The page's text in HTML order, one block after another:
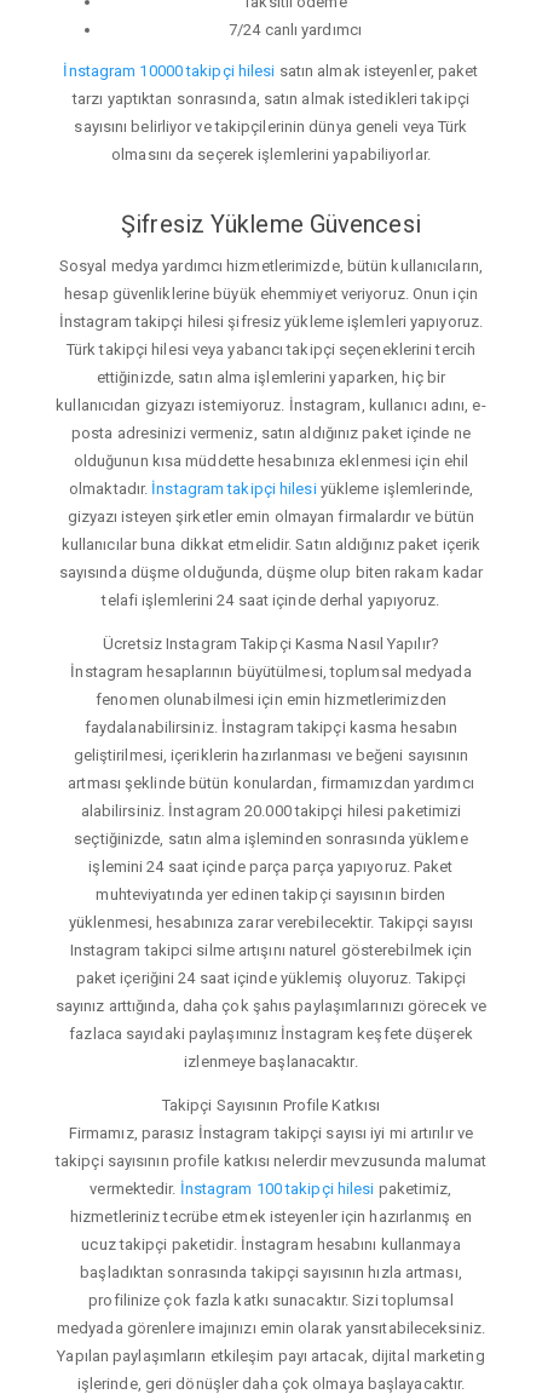
7/24 canlı yardımcı
İnstagram 10000 takipçi hilesi satın almak isteyenler, paket
tarzı yaptıktan sonrasında, satın almak istedikleri takipçi
sayısını belirliyor ve takipçilerinin dünya geneli veya Türk
olmasını da seçerek işlemlerini yapabiliyorlar.
Şifresiz Yükleme Güvencesi
Sosyal medya yardımcı hizmetlerimizde, bütün kullanıcıların,
hesap güvenliklerine büyük ehemmiyet veriyoruz. Onun için
İnstagram takipçi hilesi şifresiz yükleme işlemleri yapıyoruz.
Türk takipçi hilesi veya yabancı takipçi seçeneklerini tercih
ettiğinizde, satın alma işlemlerini yaparken, hiç bir
kullanıcıdan gizyazı istemiyoruz. İnstagram, kullanıcı adını, e-
posta adresinizi vermeniz, satın aldığınız paket içinde ne
olduğunun kısa müddette hesabınıza eklenmesi için ehil
olmaktadır. İnstagram takipçi hilesiyükleme işlemlerinde,
gizyazı isteyen şirketler emin olmayan firmalardır ve bütün
kullanıcılar buna dikkat etmelidir. Satın aldığınız paket içerik
sayısında düşme olduğunda, düşme olup biten rakam kadar
telafi işlemlerini 24 saat içinde derhal yapıyoruz.
Ücretsiz Instagram Takipçi Kasma Nasıl Yapılır?
İnstagram hesaplarının büyütülmesi, toplumsal medyada
fenomen olunabilmesi için emin hizmetlerimizden
faydalanabilirsiniz. İnstagram takipçi kasma hesabın
geliştirilmesi, içeriklerin hazırlanması ve beğeni sayısının
artması şeklinde bütün konulardan, firmamızdan yardımcı
alabilirsiniz. İnstagram 20.000 takipçi hilesi paketimizi
seçtiğinizde, satın alma işleminden sonrasında yükleme
işlemini 24 saat içinde parça parça yapıyoruz. Paket
muhteviyatında yer edinen takipçi sayısının birden
yüklenmesi, hesabınıza zarar verebilecektir. Takipçi sayısı
Instagram takipci silme artışını naturel gösterebilmek için
paket içeriğini 24 saat içinde yüklemiş oluyoruz. Takipçi
sayınız arttığında, daha çok şahıs paylaşımlarınızı görecek ve
fazlaca sayıdaki paylaşımınız İnstagram keşfete düşerek
izlenmeye başlanacaktır.
Takipçi Sayısının Profile Katkısı
Firmamız, parasız İnstagram takipçi sayısı iyi mi artırılır ve
takipçi sayısının profile katkısı nelerdir mevzusunda malumat
vermektedir. İnstagram 100 takipçi hilesi paketimiz,
hizmetleriniz tecrübe etmek isteyenler için hazırlanmış en
ucuz takipçi paketidir. İnstagram hesabını kullanmaya
başladıktan sonrasında takipçi sayısının hızla artması,
profilinize çok fazla katkı sunacaktır. Sizi toplumsal
medyada görenlere imajınızı emin olarak yansıtabileceksiniz.
Yapılan paylaşımların etkileşim payı artacak, dijital marketing
işlerinde, geri dönüşler daha çok olmaya başlayacaktır.